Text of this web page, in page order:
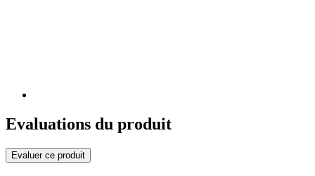
Evaluations du produit
Evaluer ce produit